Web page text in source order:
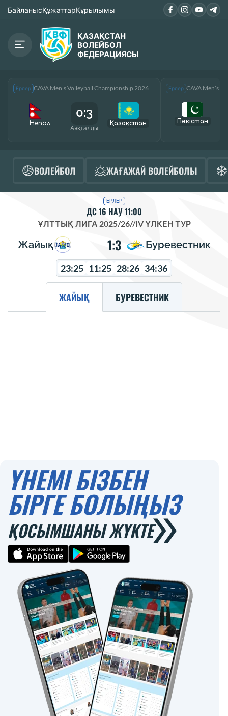
БайланысҚұжаттарҚұрылымы
ҚАЗАҚСТАН
ВОЛЕЙБОЛ
ФЕДЕРАЦИЯСЫ
Ерлер CAVA Men’s Volleyball Championship 2026
Непал
0:3
Аяқталды
Қазақcтан
Ерлер CAVA Men’s
Пәкістан
ВОЛЕЙБОЛ ЖАҒАЖАЙ ВОЛЕЙБОЛЫ
ЕРЛЕР
ДС 16 НАУ 11:00
ҰЛТТЫҚ ЛИГА 2025/26//IV ҮЛКЕН ТУР
Жайық 1:3 Буревестник
23:25 11:25 28:26 34:36
ЖАЙЫҚ БУРЕВЕСТНИК
ҮНЕМІ БІЗБЕН
БІРГЕ БОЛЫҢЫЗ
ҚОСЫМШАНЫ ЖҮКТЕ